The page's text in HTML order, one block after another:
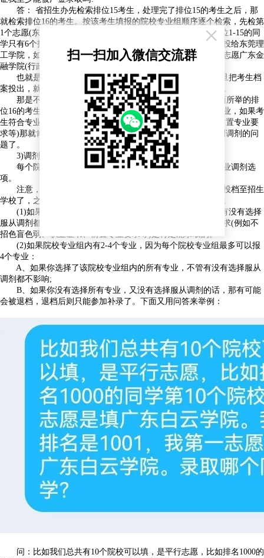
答： 省招生办先检索排位15考生，处理完了排位15的考生之后，那
就检索排位16的考生。按该考生填报的院校专业组顺序逐个检索，先检第
1个志愿(东莞理工学院，行政管理专业，计划招7人)，如果排位1-15的同
学只有6个报这个志愿，刚好还有1个名额，那省招办就会把你投给东莞理
工学院，如果排位之前的同学占完了7个名额，那就检索第2个志愿广东金
融学院(行政管理专业，计划招95人)，依此类推。
也就是说排位靠前(高分)的考生有优先选择权。省招办一旦把考生档
案投出，就不再检索其后续院校专业组志愿，之后的志愿作废。
那是不是投到招生学校后就一定会被录取呢?如果只是上面所举的排
位16的考生，由于东莞理工学院行政管理这个组内只有一个专业，如果考
生符合专业的招生特征要求(例如不招色盲色弱、职业证书、前置专业要
求等)那就肯定能录取。但若院校组内有多个专业，那就涉及到调剂的问
题了。
3)调剂
每个院校专业组最多可填报4个专业志愿和1个是否服从专业调剂选
项。
注意，一旦到了审查调剂这一步，那证明你已经被省招办投档至招生
学校了，之后的志愿作废，调剂是招生学校录取时进行审查的。
(1)如果院校专业组内只有1个专业，那不存在调剂，不管有没有选择
服从调剂都不影响录取，只要考生符合所招专业的招生特征要求(例如不
招色盲色弱、职业证书、前置专业要求等)是肯定能录取的。
(2)如果院校专业组内有2-4个专业，因为每个院校专业组最多可以报
4个专业：
A、如果你选择了该院校专业组内的所有专业，不管有没有选择服从
调剂都不影响;
B、如果你没有选择所有专业，又没有选择服从调剂的话，那有可能
会被退档，退档后则只能参加补录了。下面又用问答来举例：
问：比如我们总共有10个院校可以填，是平行志愿，比如排名1000的
×
扫一扫加入微信交流群